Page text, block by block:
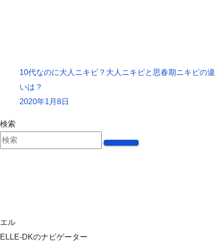
10代なのに大人ニキビ？大人ニキビと思春期ニキビの違
いは？
2020年1月8日
検索
エル
ELLE-DKのナビゲーター